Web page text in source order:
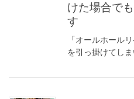
けた場合で
す
「オールホール
を引っ掛けてし